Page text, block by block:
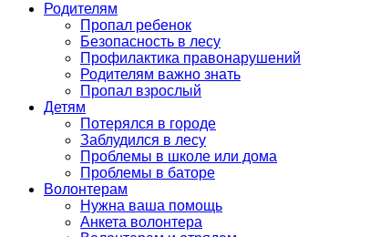
Родителям
Пропал ребенок
Безопасность в лесу
Профилактика правонарушений
Родителям важно знать
Пропал взрослый
Детям
Потерялся в городе
Заблудился в лесу
Проблемы в школе или дома
Проблемы в баторе
Волонтерам
Нужна ваша помощь
Анкета волонтера